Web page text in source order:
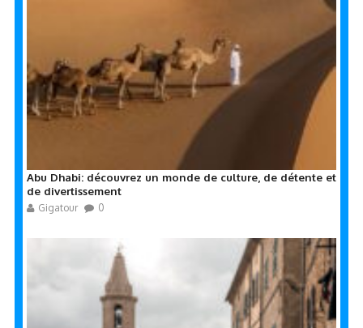
Abu Dhabi: découvrez un monde de culture, de détente et
de divertissement
Gigatour 0